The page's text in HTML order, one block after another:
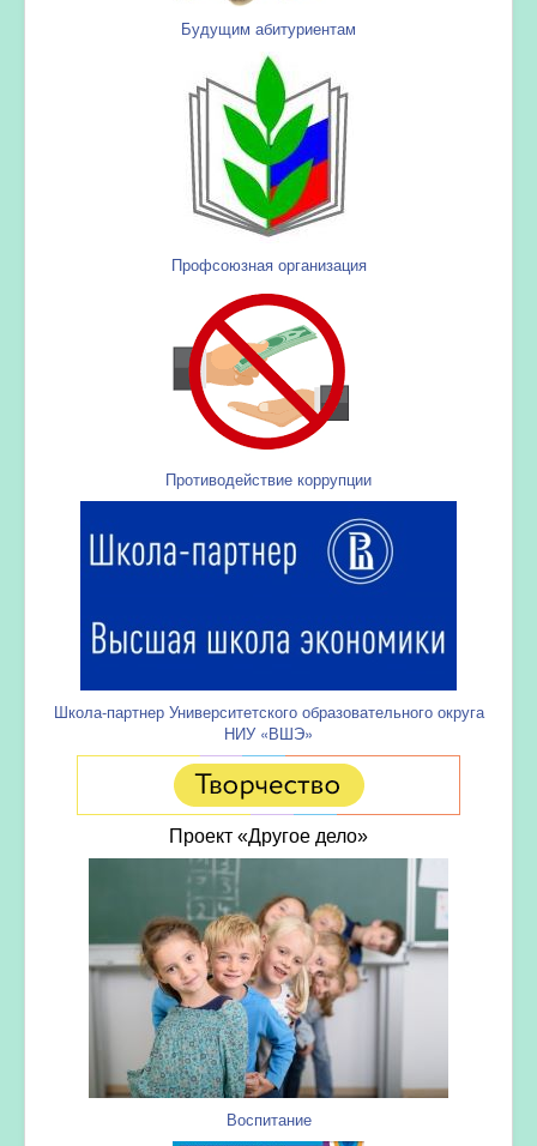
Будущим абитуриентам
Профсоюзная организация
Противодействие коррупции
Школа-партнер Университетского образовательного округа
НИУ «ВШЭ»
Проект «Другое дело»
Воспитание